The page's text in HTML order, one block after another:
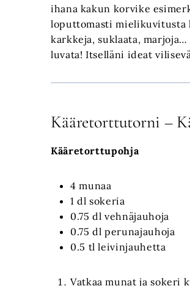
ihana kakun korvike
loputtomasti mielikuvitusta
karkkeja, suklaata,
luvata! Itselläni ideat
Kääretorttutorni –
Kääretorttupohja
4 munaa
1 dl sokeria
0.75 dl vehnäjauhoja
0.75 dl perunajauhoja
0.5 tl leivinjauhetta
Vatkaa munat ja sokeri